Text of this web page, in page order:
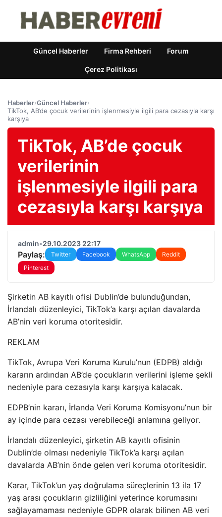
Güncel Haberler Firma Rehberi Forum
Çerez Politikası
Haberler›Güncel Haberler›
TikTok, AB’de çocuk verilerinin işlenmesiyle ilgili para cezasıyla karşı
karşıya
TikTok, AB’de çocuk
verilerinin
işlenmesiyle ilgili para
cezasıyla karşı karşıya
admin•29.10.2023 22:17
Paylaş: Twitter Facebook WhatsApp
Reddit
Pinterest
Şirketin AB kayıtlı ofisi Dublin’de bulunduğundan,
İrlandalı düzenleyici, TikTok’a karşı açılan davalarda
AB’nin veri koruma otoritesidir.
REKLAM
TikTok, Avrupa Veri Koruma Kurulu’nun (EDPB) aldığı
kararın ardından AB’de çocukların verilerini işleme şekli
nedeniyle para cezasıyla karşı karşıya kalacak.
EDPB’nin kararı, İrlanda Veri Koruma Komisyonu’nun bir
ay içinde para cezası verebileceği anlamına geliyor.
İrlandalı düzenleyici, şirketin AB kayıtlı ofisinin
Dublin’de olması nedeniyle TikTok’a karşı açılan
davalarda AB’nin önde gelen veri koruma otoritesidir.
Karar, TikTok’un yaş doğrulama süreçlerinin 13 ila 17
yaş arası çocukların gizliliğini yeterince korumasını
sağlayamaması nedeniyle GDPR olarak bilinen AB veri